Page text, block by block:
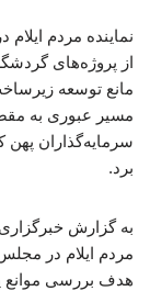
نماینده مردم
از پروژه‌های
مانع توسعه
مسیر عبوری به
سرمایه‌گذاران پهن
برد.
به گزارش خبرگزاری
مردم ایلام در
هدف بررسی موانع